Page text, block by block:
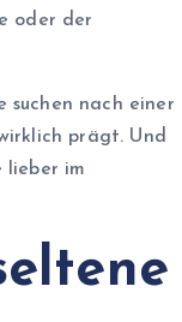
oder der
suchen nach einer
prägt. Und
lieber im